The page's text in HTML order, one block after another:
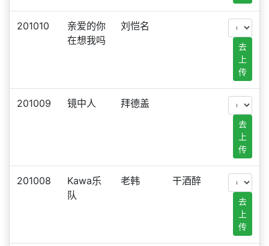
201010
亲爱的你
在想我吗
刘恺名
去
上
传
201009 镜中人 拜德盖
去
上
传
201008
Kawa乐
队
老韩 干酒醉
去
上
传